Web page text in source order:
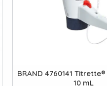
BRAND 4760141
10 mL